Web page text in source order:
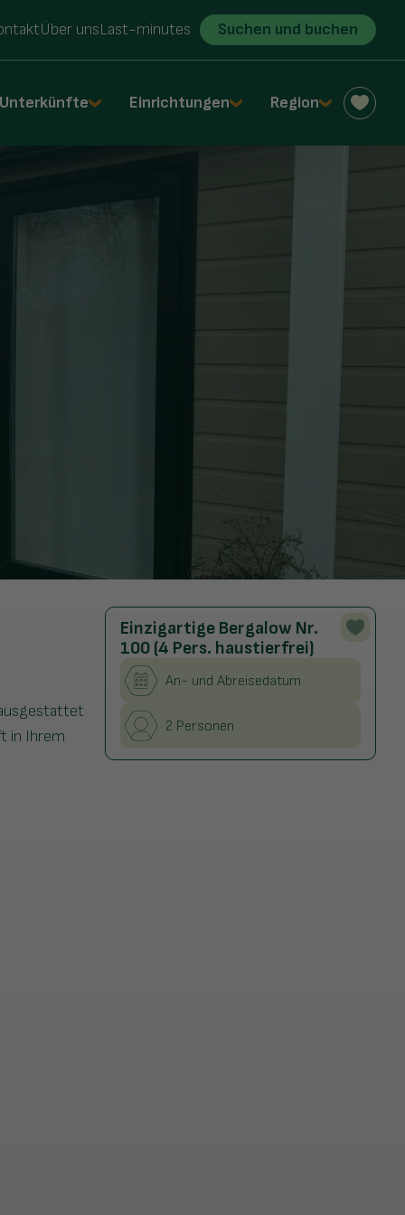
Über unsLast-minutes Suchen und buchen
Einrichtungen Region
Einzigartige Bergalow Nr.
100 (4 Pers. haustierfrei)
An- und Abreisedatum
2 Personen
in Ihrem